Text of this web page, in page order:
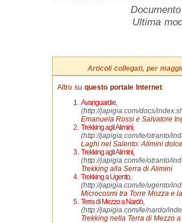
Ultima
Articoli collegati, per
Altro su questo portale Internet:
Avanguardie,
(http://japigia.com/docs/
Emanuela Rossi e Salvatore
Trekking agli Alimini,
(http://japigia.com/le/otranto/
Laghi nel Salento: Alimini
Trekking agli Alimini,
(http://japigia.com/le/otranto/
Trekking alla Serra di Alimini
Trekking a Ugento,
(http://japigia.com/le/ugento/
Microcosmi tra Torre Mozza e
Terra di Mezzo a Nardò,
(http://japigia.com/le/nardo/
Trekking nella Terra di Mezzo